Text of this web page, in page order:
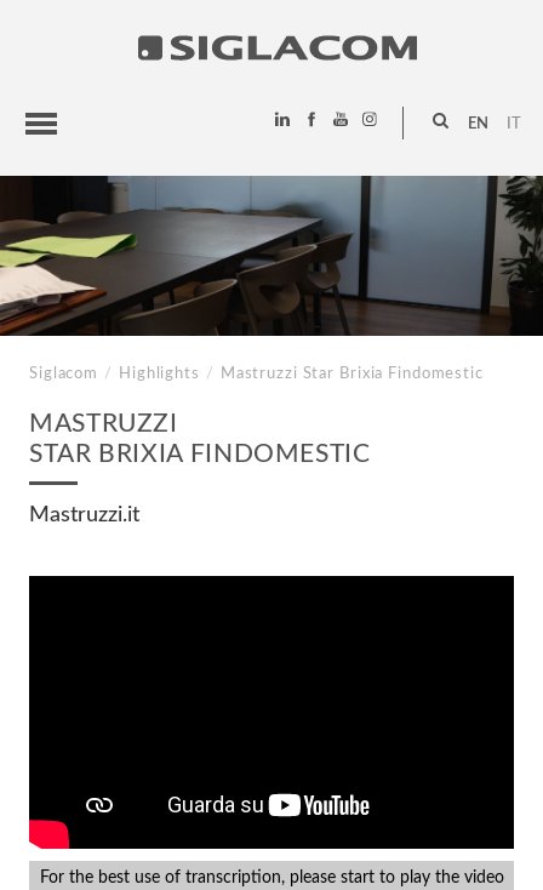
EN
HIGHLIGHTS
PROJECTS
SIGLACOM
Siglacom / Highlights / Mastruzzi Star Brixia Findomestic
MASTRUZZI
STAR BRIXIA FINDOMESTIC
Mastruzzi.it
For the best use of transcription, please start to play the video